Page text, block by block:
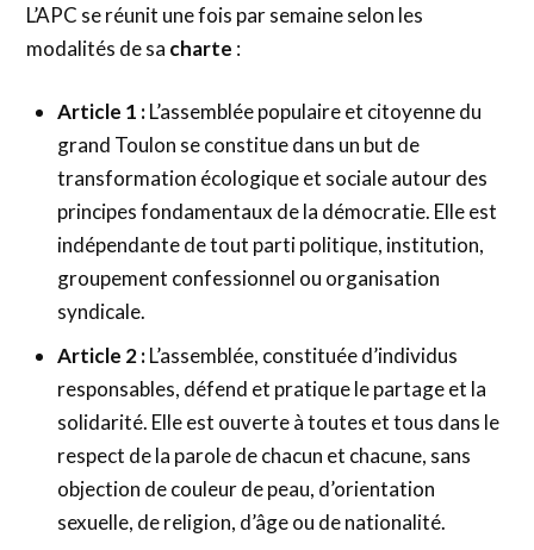
L’APC se réunit une fois par semaine selon les
modalités de sa charte :
Article 1 :L’assemblée populaire et citoyenne du
grand Toulon se constitue dans un but de
transformation écologique et sociale autour des
principes fondamentaux de la démocratie. Elle est
indépendante de tout parti politique, institution,
groupement confessionnel ou organisation
syndicale.
Article 2 :L’assemblée, constituée d’individus
responsables, défend et pratique le partage et la
solidarité. Elle est ouverte à toutes et tous dans le
respect de la parole de chacun et chacune, sans
objection de couleur de peau, d’orientation
sexuelle, de religion, d’âge ou de nationalité.